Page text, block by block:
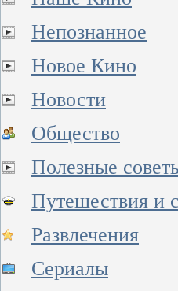
Непознанное
Новое Кино
Новости
Общество
Полезные
Путешествия и
Развлечения
Сериалы